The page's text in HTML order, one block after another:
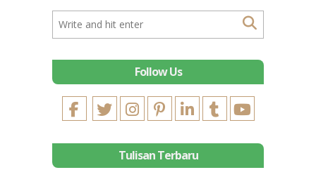
Follow Us
Tulisan Terbaru